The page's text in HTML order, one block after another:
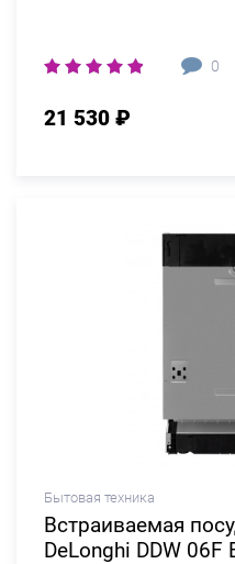
0
21 530 ₽
Бытовая техника
Встраиваемая
DeLonghi DDW 06F